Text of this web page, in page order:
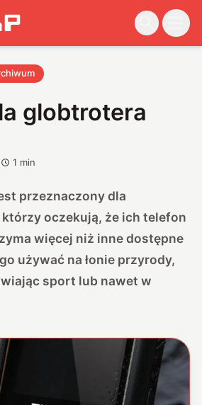
globtrotera
1 min
przeznaczony dla
oczekują, że ich telefon
więcej niż inne dostępne
używać na łonie przyrody,
sport lub nawet w